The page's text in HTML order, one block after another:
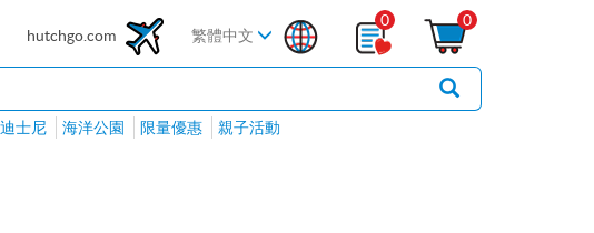
hutchgo.com 繁體中文
0 0
迪士尼 海洋公園 限量優惠 親子活動